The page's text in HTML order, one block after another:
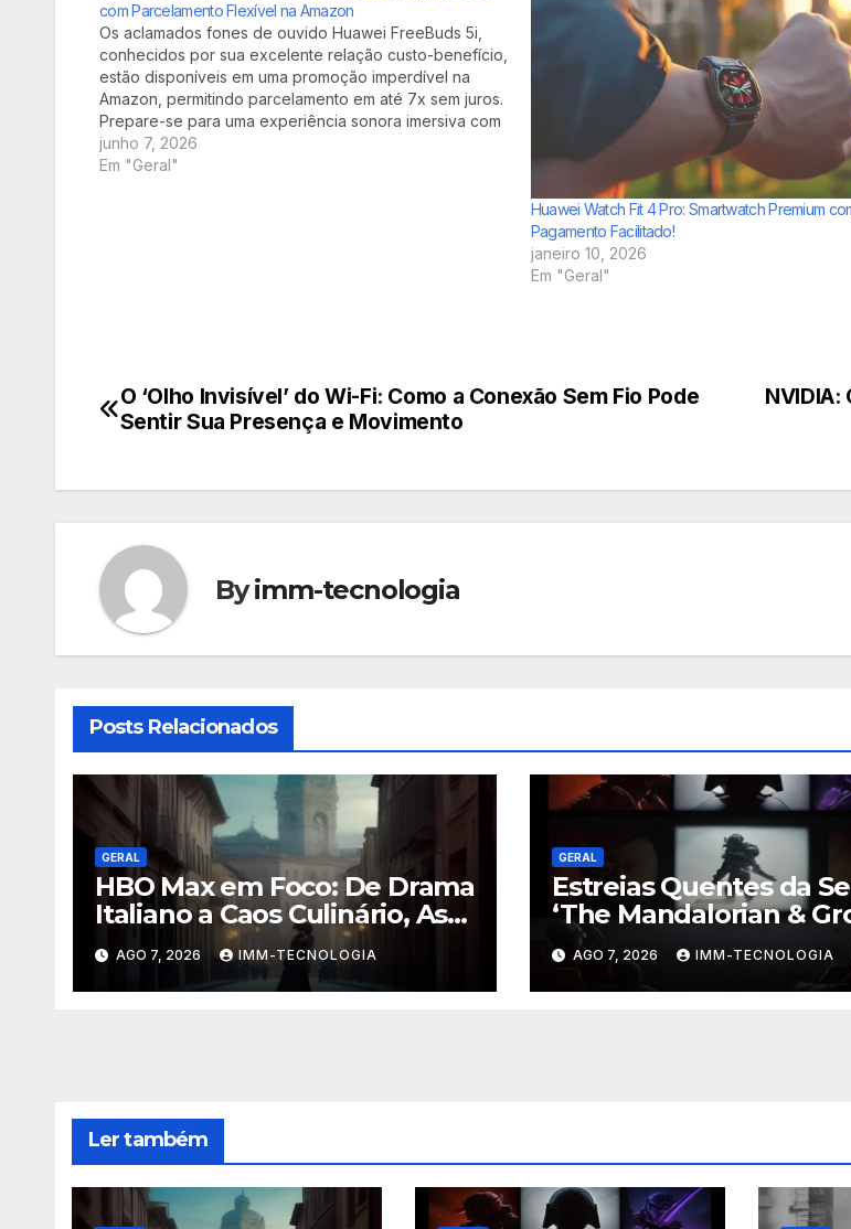
com Parcelamento Flexível na Amazon
Os aclamados fones de ouvido Huawei FreeBuds 5i,
conhecidos por sua excelente relação custo-benefício,
estão disponíveis em uma promoção imperdível na
Amazon, permitindo parcelamento em até 7x sem juros.
Prepare-se para uma experiência sonora imersiva com
cancelamento de ruído ativo e alta definição, tudo com
a conveniência da compra online.
junho 7, 2026
Em "Geral"
Huawei Watch Fit 4 Pro: Smartwatch Premium
Pagamento Facilitado!
janeiro 10, 2026
Em "Geral"
Navegação
Post
NVIDIA:
O ‘Olho Invisível’ do Wi-Fi: Como a Conexão Sem Fio Pode
Sentir Sua Presença e Movimento
Byimm-tecnologia
Posts Relacionados
GERAL
HBO Max em Foco: De Drama
Italiano a Caos Culinário, As
Novidades Imperdíveis da
Semana (16 a 22 de
Fevereiro)
AGO 7, 2026 IMM-TECNOLOGIA
GERAL
Estreias Quentes da
‘The Mandalorian &
Anunciado e Outros
Lançamentos
AGO 7, 2026 IMM-TECNOLOGIA
Ler também